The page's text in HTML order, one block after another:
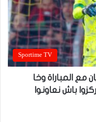
Sportime TV
مع المباراة وخا
باش نعاونوا